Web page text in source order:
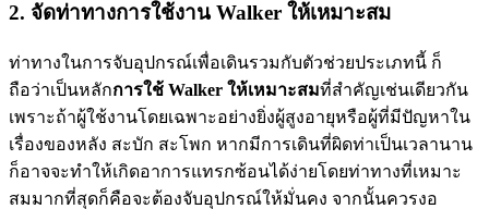
2. จัดท่าทางการใช้งาน Walker ให้เหมาะสม
ท่าทางในการจับอุปกรณ์เพื่อเดินรวมกับตัวช่วยประเภทนี้ ก็
ถือว่าเป็นหลักการใช้ Walker ให้เหมาะสมที่สำคัญเช่นเดียวกัน
เพราะถ้าผู้ใช้งานโดยเฉพาะอย่างยิ่งผู้สูงอายุหรือผู้ที่มีปัญหาใน
เรื่องของหลัง สะบัก สะโพก หากมีการเดินที่ผิดท่าเป็นเวลานาน
ก็อาจจะทำให้เกิดอาการแทรกซ้อนได้ง่ายโดยท่าทางที่เหมาะ
สมมากที่สุดก็คือจะต้องจับอุปกรณ์ให้มั่นคง จากนั้นควรงอ